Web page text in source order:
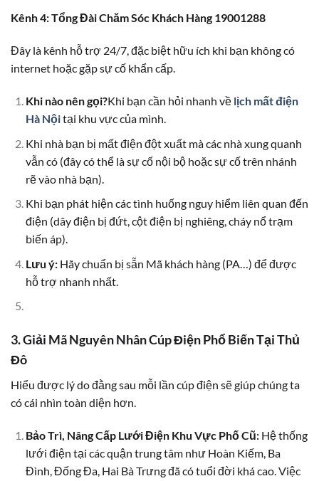
Kênh 4: Tổng Đài Chăm Sóc Khách Hàng 19001288
Đây là kênh hỗ trợ 24/7, đặc biệt hữu ích khi bạn không có
internet hoặc gặp sự cố khẩn cấp.
Khi nào nên gọi?Khi bạn cần hỏi nhanh về lịch mất điện
Hà Nộitại khu vực của mình.
Khi nhà bạn bị mất điện đột xuất mà các nhà xung quanh
vẫn có (đây có thể là sự cố nội bộ hoặc sự cố trên nhánh
rẽ vào nhà bạn).
Khi bạn phát hiện các tình huống nguy hiểm liên quan đến
điện (dây điện bị đứt, cột điện bị nghiêng, cháy nổ trạm
biến áp).
Lưu ý:Hãy chuẩn bị sẵn Mã khách hàng (PA…) để được
hỗ trợ nhanh nhất.
3. Giải Mã Nguyên Nhân Cúp Điện Phổ Biến Tại Thủ
Đô
Hiểu được lý do đằng sau mỗi lần cúp điện sẽ giúp chúng ta
có cái nhìn toàn diện hơn.
Bảo Trì, Nâng Cấp Lưới Điện Khu Vực Phố Cũ:Hệ thống
lưới điện tại các quận trung tâm như Hoàn Kiếm, Ba
Đình, Đống Đa, Hai Bà Trưng đã có tuổi đời khá cao. Việc